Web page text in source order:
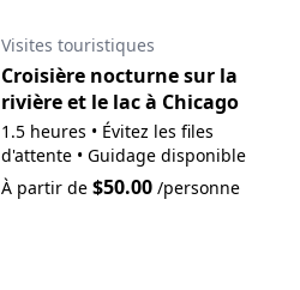
Visites touristiques
Croisière nocturne sur la
rivière et le lac à Chicago
1.5 heures • Évitez les files
d'attente • Guidage disponible
À partir de $50.00/personne